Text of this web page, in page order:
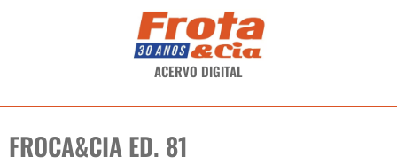
ACERVO DIGITAL
FROCA&CIA ED. 81